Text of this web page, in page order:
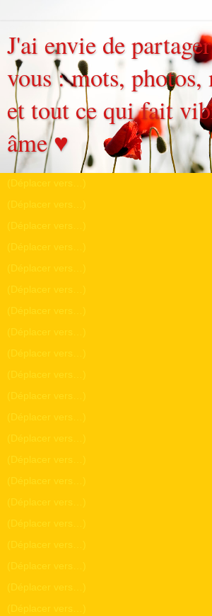
J'ai envie de
vous : mots, photos,
et tout ce qui fait
âme ♥